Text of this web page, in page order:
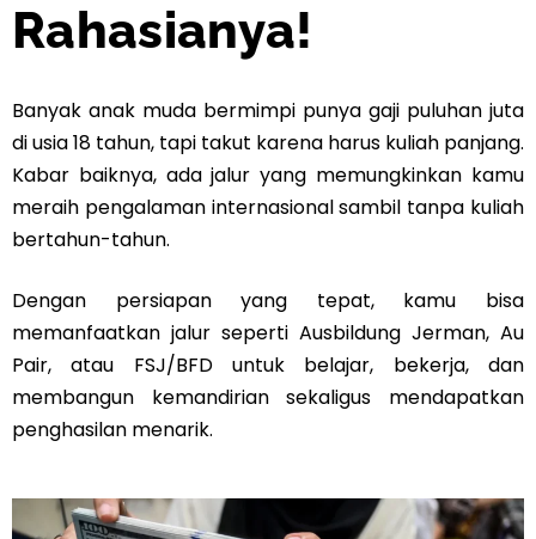
Rahasianya!
Banyak anak muda bermimpi punya gaji puluhan juta
di usia 18 tahun, tapi takut karena harus kuliah panjang.
Kabar baiknya, ada jalur yang memungkinkan kamu
meraih pengalaman internasional sambil tanpa kuliah
bertahun-tahun.
Dengan persiapan yang tepat, kamu bisa
memanfaatkan jalur seperti Ausbildung Jerman, Au
Pair, atau FSJ/BFD untuk belajar, bekerja, dan
membangun kemandirian sekaligus mendapatkan
penghasilan menarik.